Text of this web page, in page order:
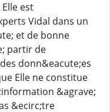
est
Vidal dans un
et de bonne
partir de
donn&eacute;es
Elle ne constitue
&agrave;
&ecirc;tre